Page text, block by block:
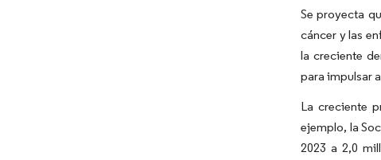
Se proyecta
cáncer y las
la creciente
para impulsar
La creciente
ejemplo, la
2023 a 2,0